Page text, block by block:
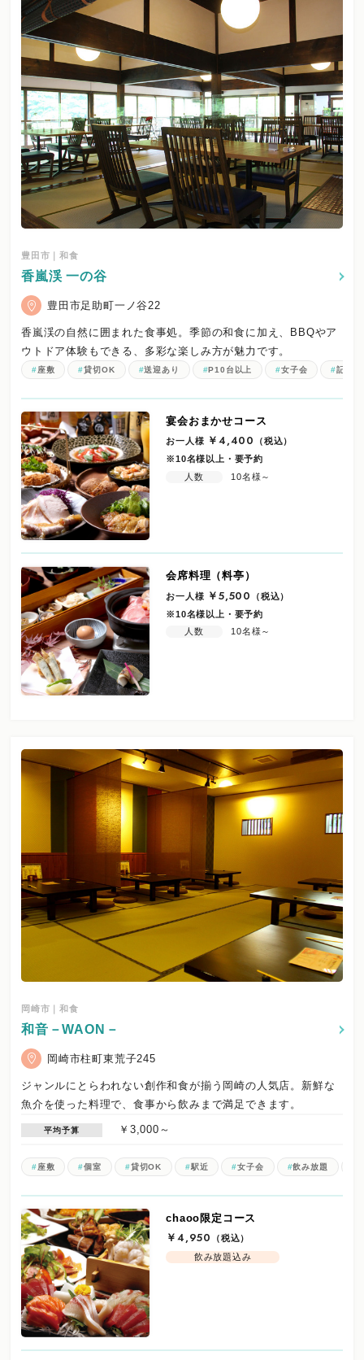
豊田市｜和食
香嵐渓 一の谷
豊田市足助町一ノ谷22
香嵐渓の自然に囲まれた食事処。季節の和食に加え、BBQやア
ウトドア体験もできる、多彩な楽しみ方が魅力です。
座敷 貸切OK 送迎あり P10台以上 女子会 記念
宴会おまかせコース
お一人様 ￥4,400
（税込）
※10名様以上・要予約
人数
10名様～
会席料理（料亭）
お一人様 ￥5,500
（税込）
※10名様以上・要予約
人数
10名様～
岡崎市｜和食
和音－WAON－
岡崎市柱町東荒子245
ジャンルにとらわれない創作和食が揃う岡崎の人気店。新鮮な
魚介を使った料理で、食事から飲みまで満足できます。
平均予算 ￥3,000～
座敷 個室 貸切OK 駅近 女子会 飲み放題
chaoo限定コース
￥4,950
（税込）
飲み放題込み